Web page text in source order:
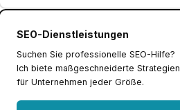
SEO-Dienstleistungen
Suchen Sie professionelle SEO-Hilfe?
Ich biete maßgeschneiderte Strategien
für Unternehmen jeder Größe.